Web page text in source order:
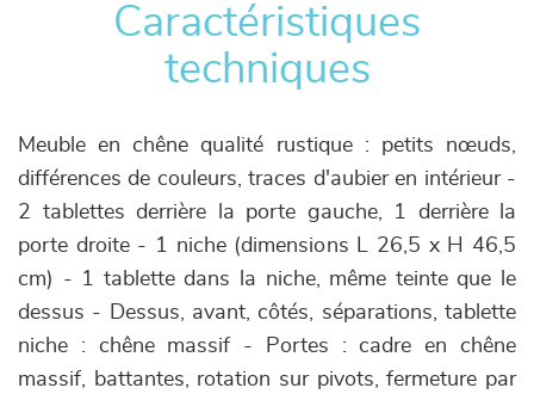
Caractéristiques
techniques
Meuble en chêne qualité rustique : petits nœuds,
différences de couleurs, traces d'aubier en intérieur -
2 tablettes derrière la porte gauche, 1 derrière la
porte droite - 1 niche (dimensions L 26,5 x H 46,5
cm) - 1 tablette dans la niche, même teinte que le
dessus - Dessus, avant, côtés, séparations, tablette
niche : chêne massif - Portes : cadre en chêne
massif, battantes, rotation sur pivots, fermeture par